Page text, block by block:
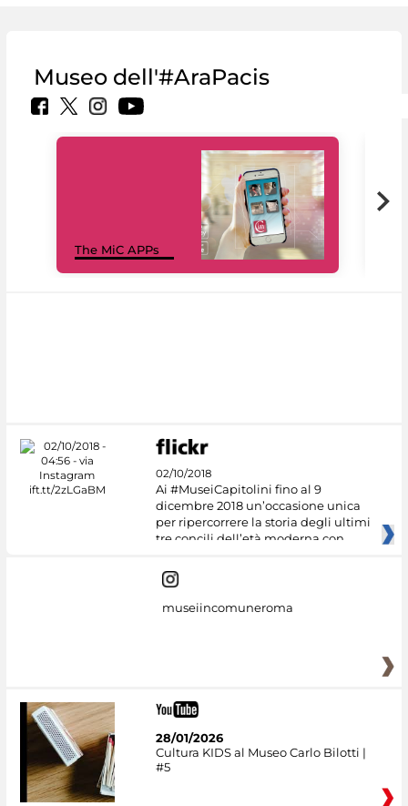
Museo dell'#AraPacis
The MiC APPs
02/10/2018
Ai #MuseiCapitolini fino al 9
dicembre 2018 un’occasione unica
per ripercorrere la storia degli ultimi
tre concili dell’età moderna con
museiincomuneroma
28/01/2026
Cultura KIDS al Museo Carlo Bilotti |
#5